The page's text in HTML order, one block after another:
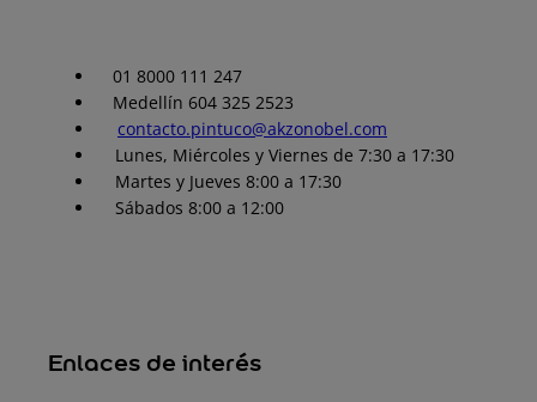
01 8000 111 247
Medellín 604 325 2523
contacto.pintuco@akzonobel.com
Lunes, Miércoles y Viernes de 7:30 a 17:30
Martes y Jueves 8:00 a 17:30
Sábados 8:00 a 12:00
Enlaces de interés